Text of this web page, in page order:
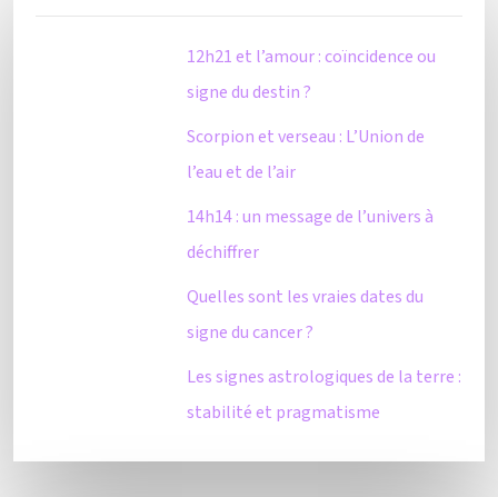
12h21 et l’amour : coïncidence ou
signe du destin ?
Scorpion et verseau : L’Union de
l’eau et de l’air
14h14 : un message de l’univers à
déchiffrer
Quelles sont les vraies dates du
signe du cancer ?
Les signes astrologiques de la terre :
stabilité et pragmatisme